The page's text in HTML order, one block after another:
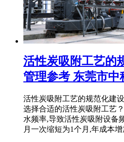
活性炭吸附工艺的
管理参考 东莞市中
活性炭吸附工艺的规范化建
选择合适的活性炭吸附工艺
水频率,导致活性炭吸附设备
月一次缩短为1个月,年成本增